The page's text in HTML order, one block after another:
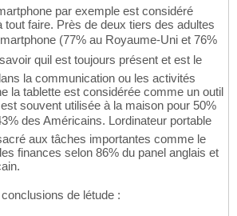
par exemple est considéré
faire. Près de deux tiers des adultes
(77% au Royaume-Uni et 76%
quil est toujours présent et est le
la communication ou les activités
la tablette est considérée comme un outil
souvent utilisée à la maison pour 50%
des Américains. Lordinateur portable
aux tâches importantes comme le
finances selon 86% du panel anglais et
de létude :